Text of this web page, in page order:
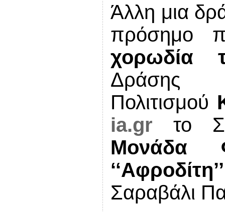
Άλλη μια
πρόσημο
χορωδία
Πολιτισμού
ia.gr το
Μονάδα
Σαραβάλι